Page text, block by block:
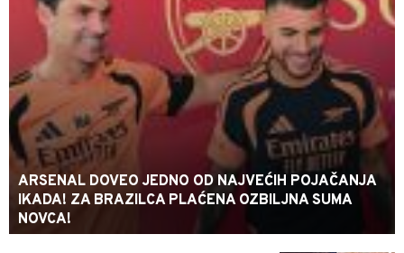
ARSENAL DOVEO JEDNO OD NAJVEĆIH POJAČANJA
IKADA! ZA BRAZILCA PLAĆENA OZBILJNA SUMA
NOVCA!